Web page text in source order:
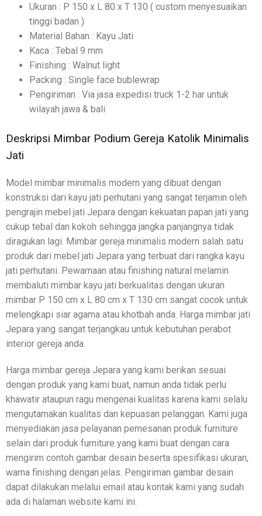
Ukuran : P 150 x L 80 x T 130 ( custom menyesuaikan
tinggi badan )
Material Bahan : Kayu Jati
Kaca : Tebal 9 mm
Finishing : Walnut light
Packing : Single face bublewrap
Pengiriman : Via jasa expedisi truck 1-2 har untuk
wilayah jawa & bali
Deskripsi Mimbar Podium Gereja Katolik Minimalis
Jati
Model mimbar minimalis modern yang dibuat dengan
konstruksi dari kayu jati perhutani yang sangat terjamin oleh
pengrajin mebel jati Jepara dengan kekuatan papan jati yang
cukup tebal dan kokoh sehingga jangka panjangnya tidak
diragukan lagi. Mimbar gereja minimalis modern salah satu
produk dari mebel jati Jepara yang terbuat dari rangka kayu
jati perhutani. Pewarnaan atau finishing natural melamin
membaluti mimbar kayu jati berkualitas dengan ukuran
mimbar P 150 cm x L 80 cm x T 130 cm sangat cocok untuk
melengkapi siar agama atau khotbah anda. Harga mimbar jati
Jepara yang sangat terjangkau untuk kebutuhan perabot
interior gereja anda.
Harga mimbar gereja Jepara yang kami berikan sesuai
dengan produk yang kami buat, namun anda tidak perlu
khawatir ataupun ragu mengenai kualitas karena kami selalu
mengutamakan kualitas dan kepuasan pelanggan. Kami juga
menyediakan jasa pelayanan pemesanan produk furniture
selain dari produk furniture yang kami buat dengan cara
mengirim contoh gambar desain beserta spesifikasi ukuran,
warna finishing dengan jelas. Pengiriman gambar desain
dapat dilakukan melalui email atau kontak kami yang sudah
ada di halaman website kami ini.